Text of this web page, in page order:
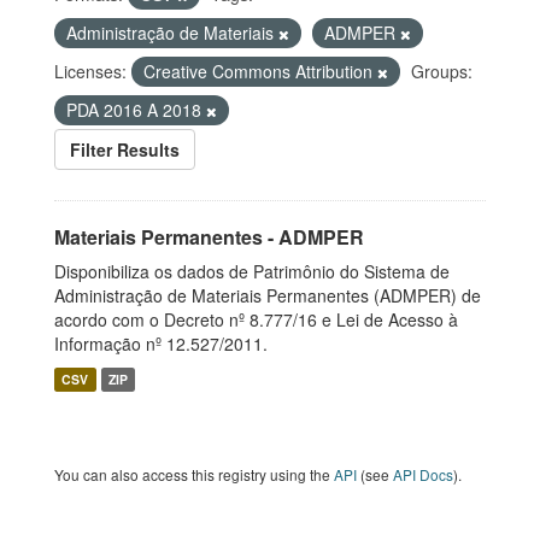
Administração de Materiais
ADMPER
Licenses:
Creative Commons Attribution
Groups:
PDA 2016 A 2018
Filter Results
Materiais Permanentes - ADMPER
Disponibiliza os dados de Patrimônio do Sistema de
Administração de Materiais Permanentes (ADMPER) de
acordo com o Decreto nº 8.777/16 e Lei de Acesso à
Informação nº 12.527/2011.
CSV ZIP
You can also access this registry using the API (see API Docs).